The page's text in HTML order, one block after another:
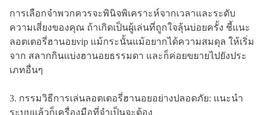
การเลือกจำพวกควรจะพินิจพิเคราะห์จากเวลาและระดับ
ความเสี่ยงของคุณ ถ้าเกิดเป็นผู้เล่นที่ถูกใจลุ้นบ่อยครั้ง ชี้แนะ
ลอตเตอรี่ฮานอยvip แม้กระนั้นแม้อยากได้ความสมดุล ให้เริ่ม
จาก สลากกินแบ่งฮานอยธรรมดา และก็ค่อยขยายไปยังประ
เภทอื่นๆ
3. กรรมวิธีการเล่นลอตเตอรี่ฮานอยอย่างปลอดภัย: แนะนำ
ระบบแล้วก็เครื่องมือที่จำเป็นจะต้อง